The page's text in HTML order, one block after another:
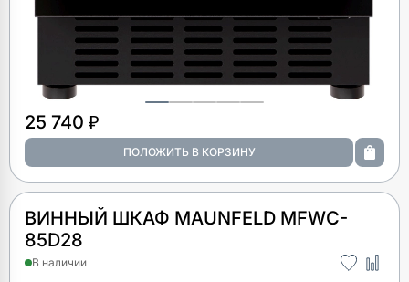
25 740 ₽
ВИННЫЙ ШКАФ MAUNFELD MFWC-
85D28
В наличии